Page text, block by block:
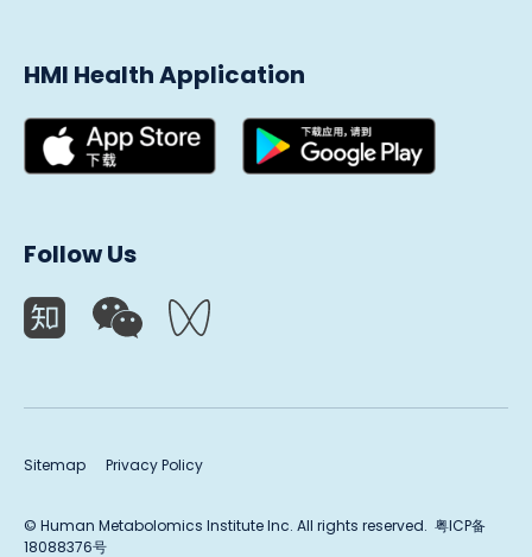
HMI Health Application
Follow Us
Sitemap Privacy Policy
© Human Metabolomics lnstitute lnc. All rights reserved. 粤ICP备
18088376号